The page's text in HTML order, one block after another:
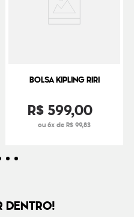
BOLSA KIPLING RIRI
R$599,00
ou 6x de R$ 99,83
DENTRO!